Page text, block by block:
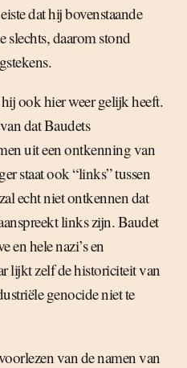
dat hij bovenstaande
slechts, daarom stond
ook hier weer gelijk heeft.
dat Baudets
uit een ontkenning van
staat ook “links” tussen
echt niet ontkennen dat
links zijn. Baudet
en hele nazi’s en
lijkt zelf de historiciteit van
genocide niet te
van de namen van